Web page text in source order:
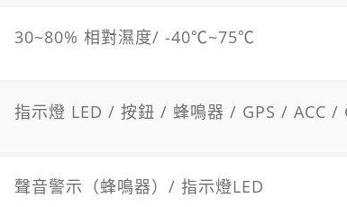
30~80% 相對濕度/ -40℃~75℃
指示燈 LED / 按鈕 / 蜂鳴器 / GPS / ACC
聲音警示（蜂鳴器）/ 指示燈LED